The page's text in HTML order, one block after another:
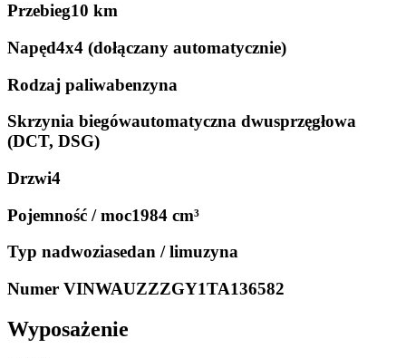
Przebieg10 km
Napęd4x4 (dołączany automatycznie)
Rodzaj paliwabenzyna
Skrzynia biegówautomatyczna dwusprzęgłowa
(DCT, DSG)
Drzwi4
Pojemność / moc1984 cm³
Typ nadwoziasedan / limuzyna
Numer VINWAUZZZGY1TA136582
Wyposażenie